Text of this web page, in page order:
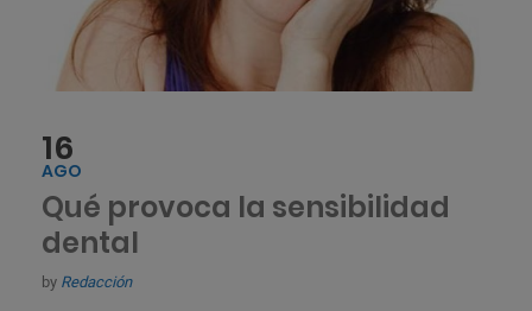
16
AGO
Qué provoca la sensibilidad
dental
by Redacción